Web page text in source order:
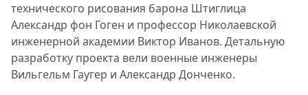
технического рисования барона Штиглица
Александр фон Гоген и профессор Николаевской
инженерной академии Виктор Иванов. Детальную
разработку проекта вели военные инженеры
Вильгельм Гаугер и Александр Донченко.